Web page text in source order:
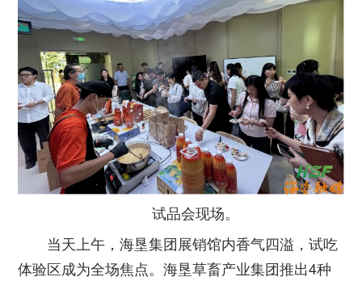
试品会现场。
当天上午，海垦集团展销馆内香气四溢，试吃
体验区成为全场焦点。海垦草畜产业集团推出4种